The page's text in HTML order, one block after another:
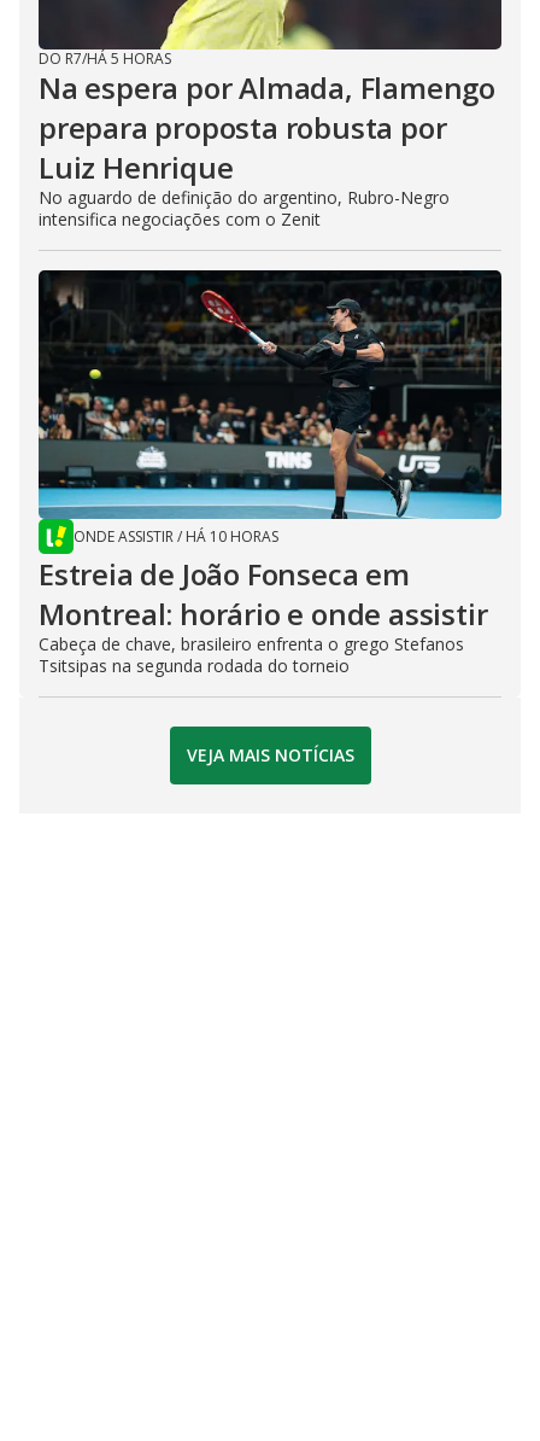
DO R7/HÁ 5 HORAS
Na espera por Almada, Flamengo
prepara proposta robusta por
Luiz Henrique
No aguardo de definição do argentino, Rubro-Negro
intensifica negociações com o Zenit
ONDE ASSISTIR/ HÁ 10 HORAS
Estreia de João Fonseca em
Montreal: horário e onde assistir
Cabeça de chave, brasileiro enfrenta o grego Stefanos
Tsitsipas na segunda rodada do torneio
VEJA MAIS NOTÍCIAS